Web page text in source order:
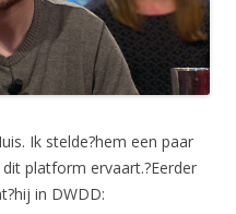
Ik stelde?hem een paar
platform ervaart.?Eerder
in DWDD: